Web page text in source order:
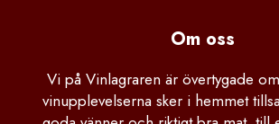
Om oss
Vi på Vinlagraren är övertygade
vinupplevelserna sker i hemmet